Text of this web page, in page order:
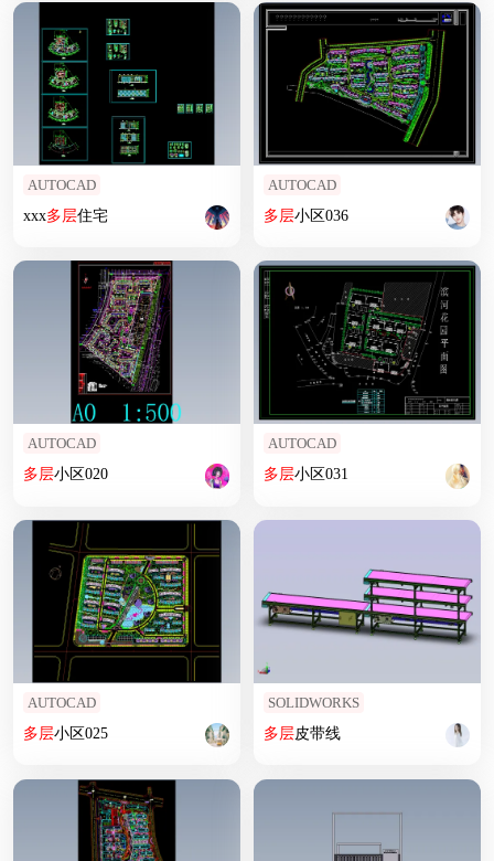
AUTOCAD
xxx多层住宅
AUTOCAD
多层小区036
AUTOCAD
多层小区020
AUTOCAD
多层小区031
AUTOCAD
多层小区025
SOLIDWORKS
多层皮带线